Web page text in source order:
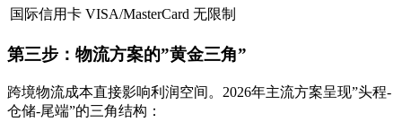
国际信用卡 VISA/MasterCard 无限制
第三步：物流方案的”黄金三角”
跨境物流成本直接影响利润空间。2026年主流方案呈现”头程-
仓储-尾端”的三角结构：